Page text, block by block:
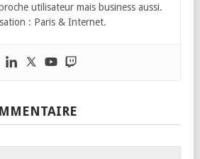
utilisateur mais business aussi.
: Paris & Internet.